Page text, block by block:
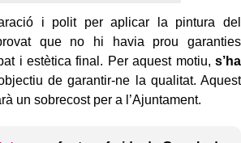
i polit per aplicar la pintura del
que no hi havia prou garanties
i estètica final. Per aquest motiu, s’ha
de garantir-ne la qualitat. Aquest
un sobrecost per a l’Ajuntament.